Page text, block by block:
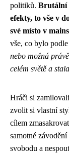
politiků. Brutální
efekty, to vše v
své místo v
vše, co bylo
nebo možná
celém světě a
Hráči si
zvolit si vlastní
cílem
samotné
svobodu a